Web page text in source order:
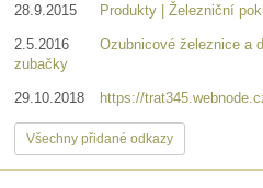
28.9.2015 Produkty | Železniční
2.5.2016
Ozubnicové železnice a
zubačky
29.10.2018 https://
Všechny přidané odkazy